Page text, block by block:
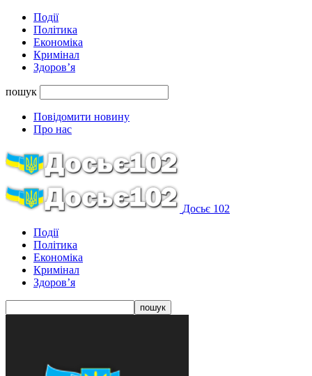
Події
Політика
Економіка
Кримінал
Здоров’я
пошук
Повідомити новину
Про нас
Досьє 102
Події
Політика
Економіка
Кримінал
Здоров’я